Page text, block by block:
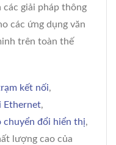
giải pháp thông
các ứng dụng văn
trên toàn thế
kết nối,
Ethernet,
chuyển đổi hiển thị,
lượng cao của